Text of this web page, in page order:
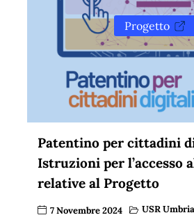
Progetto
Patentino per cittadini
Istruzioni per l’accesso
relative al Progetto
7 Novembre 2024 USR Umbria